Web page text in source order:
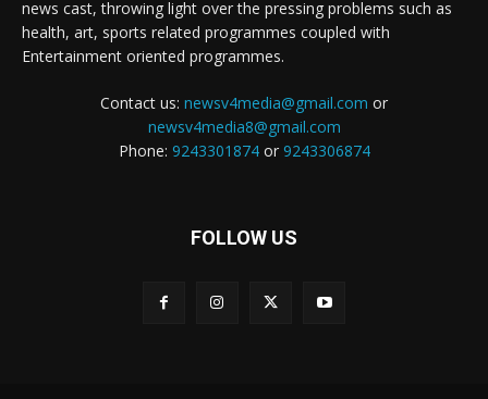
news cast, throwing light over the pressing problems such as
health, art, sports related programmes coupled with
Entertainment oriented programmes.
Contact us: newsv4media@gmail.com or
newsv4media8@gmail.com
Phone: 9243301874or 9243306874
FOLLOW US